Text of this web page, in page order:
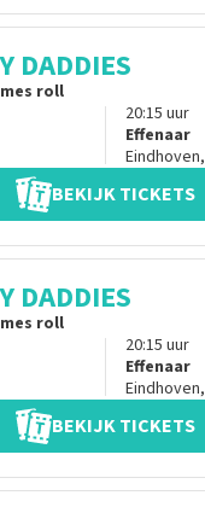
DADDIES
roll
20:15 uur
Effenaar
Eindhoven,
BEKIJK TICKETS
DADDIES
roll
20:15 uur
Effenaar
Eindhoven,
BEKIJK TICKETS